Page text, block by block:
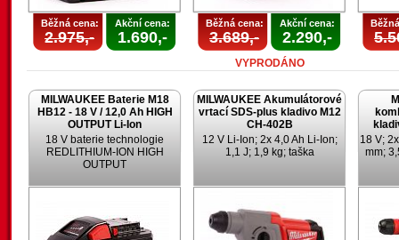
Běžná cena:
2.975,-
Akční cena:
1.690,-
Běžná cena:
3.689,-
Akční cena:
2.290,-
VYPRODÁNO
MILWAUKEE Baterie M18
HB12 - 18 V / 12,0 Ah HIGH
OUTPUT Li-Ion
18 V baterie technologie
REDLITHIUM-ION HIGH
OUTPUT
MILWAUKEE Akumulátorové
vrtací SDS-plus kladivo M12
CH-402B
12 V Li-Ion; 2x 4,0 Ah Li-Ion;
1,1 J; 1,9 kg; taška
18 V;
mm;